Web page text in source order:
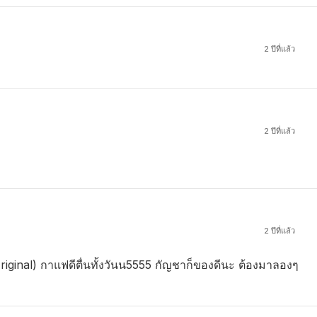
2 ปีที่แล้ว
2 ปีที่แล้ว
2 ปีที่แล้ว
กาแฟดีตื่นทั้งวันน5555 กัญชาก็ของดีนะ ต้องมาลองๆ